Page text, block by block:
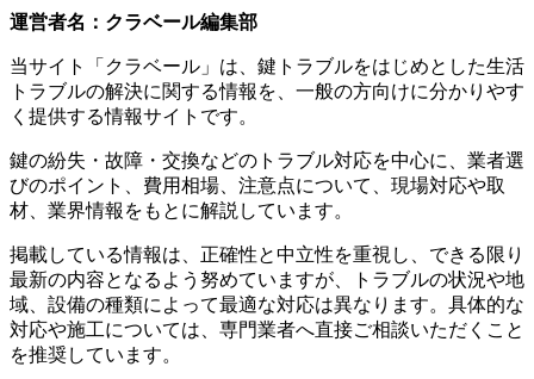
運営者名：クラベール編集部
当サイト「クラベール」は、鍵トラブルをはじめとした生活
トラブルの解決に関する情報を、一般の方向けに分かりやす
く提供する情報サイトです。
鍵の紛失・故障・交換などのトラブル対応を中心に、業者選
びのポイント、費用相場、注意点について、現場対応や取
材、業界情報をもとに解説しています。
掲載している情報は、正確性と中立性を重視し、できる限り
最新の内容となるよう努めていますが、トラブルの状況や地
域、設備の種類によって最適な対応は異なります。具体的な
対応や施工については、専門業者へ直接ご相談いただくこと
を推奨しています。